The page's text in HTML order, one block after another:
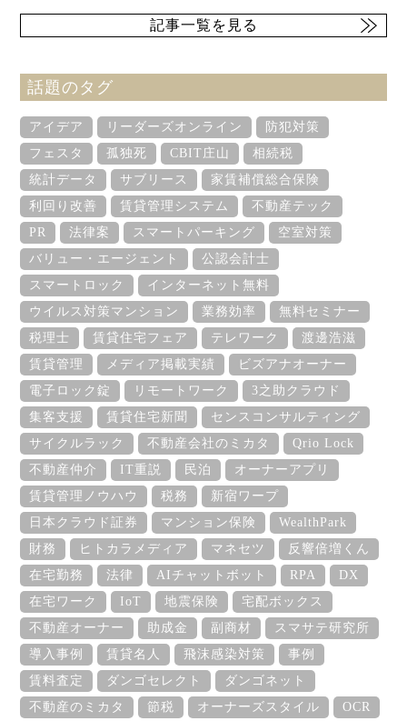
記事一覧を見る
話題のタグ
アイデア リーダーズオンライン
防犯対策
フェスタ
孤独死 CBIT庄山
相続税
統計データ
サブリース
家賃補償総合保険
利回り改善
賃貸管理システム
不動産テック
PR
法律案 スマートパーキング
空室対策
バリュー・エージェント
公認会計士
スマートロック
インターネット無料
ウイルス対策マンション
業務効率
無料セミナー
税理士
賃貸住宅フェア テレワーク
渡邊浩滋
賃貸管理
メディア掲載実績
ビズアナオーナー
電子ロック錠
リモートワーク
3之助クラウド
集客支援
賃貸住宅新聞
センスコンサルティング
サイクルラック
不動産会社のミカタ
Qrio Lock
不動産仲介
IT重説 民泊
オーナーアプリ
賃貸管理ノウハウ
税務
新宿ワープ
日本クラウド証券
マンション保険
WealthPark
財務
ヒトカラメディア マネセツ
反響倍増くん
在宅勤務
法律 AIチャットボット RPA
DX
在宅ワーク
IoT 地震保険
宅配ボックス
不動産オーナー
助成金 副商材
スマサテ研究所
導入事例
賃貸名人 飛沫感染対策
事例
賃料査定
ダンゴセレクト
ダンゴネット
不動産のミカタ
節税 オーナーズスタイル
OCR